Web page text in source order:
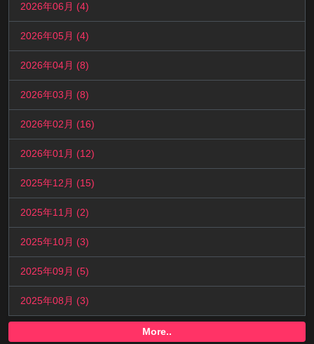
2026年06月 (4)
2026年05月 (4)
2026年04月 (8)
2026年03月 (8)
2026年02月 (16)
2026年01月 (12)
2025年12月 (15)
2025年11月 (2)
2025年10月 (3)
2025年09月 (5)
2025年08月 (3)
More..